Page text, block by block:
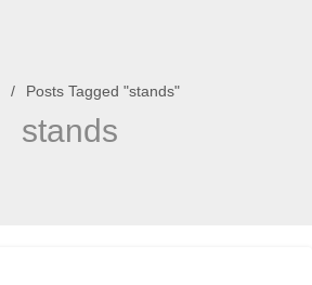
Posts Tagged "stands"
stands